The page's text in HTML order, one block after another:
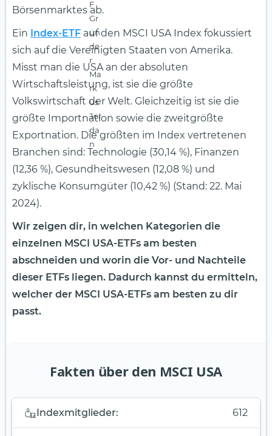
Börsenmarktes ab.
Ein Index-ETF auf den MSCI USA Index fokussiert
sich auf die Vereinigten Staaten von Amerika.
Misst man die USA an der absoluten
Wirtschaftsleistung, ist sie die größte
Volkswirtschaft der Welt. Gleichzeitig ist sie die
größte Importnation sowie die zweitgrößte
Exportnation. Die größten im Index vertretenen
Branchen sind: Technologie (30,14 %), Finanzen
(12,36 %), Gesundheitswesen (12,08 %) und
zyklische Konsumgüter (10,42 %) (Stand: 22. Mai
2024).
Wir zeigen dir, in welchen Kategorien die
einzelnen MSCI USA-ETFs am besten
abschneiden und worin die Vor- und Nachteile
dieser ETFs liegen. Dadurch kannst du ermitteln,
welcher der MSCI USA-ETFs am besten zu dir
passt.
Fakten über den MSCI USA
Indexmitglieder: 612